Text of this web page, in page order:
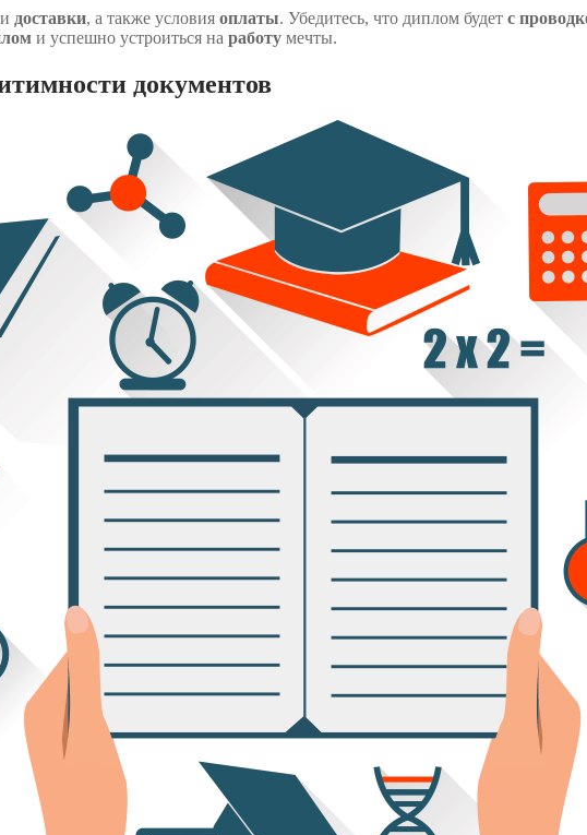
и доставки, а также условия оплаты. Убедитесь, что диплом будет с
и успешно устроиться на работу мечты.
документов